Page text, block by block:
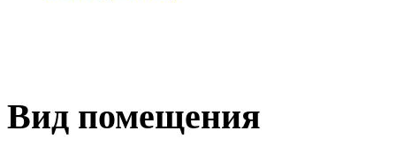
Вид помещения